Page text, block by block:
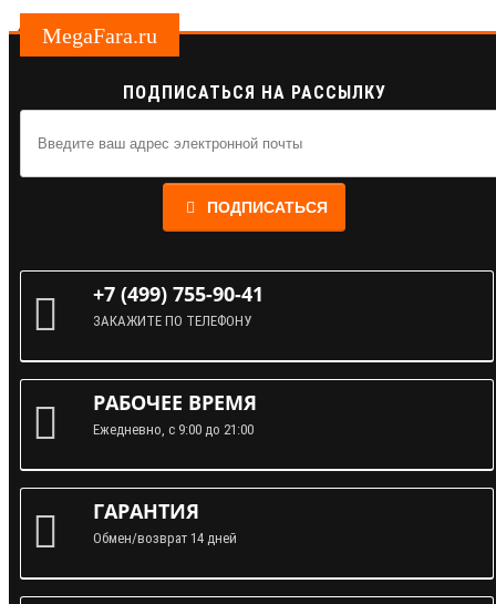
MegaFara.ru
ПОДПИСАТЬСЯ НА РАССЫЛКУ
ПОДПИСАТЬСЯ
+7 (499) 755-90-41
ЗАКАЖИТЕ ПО ТЕЛЕФОНУ
РАБОЧЕЕ ВРЕМЯ
Ежедневно, с 9:00 до 21:00
ГАРАНТИЯ
Обмен/возврат 14 дней